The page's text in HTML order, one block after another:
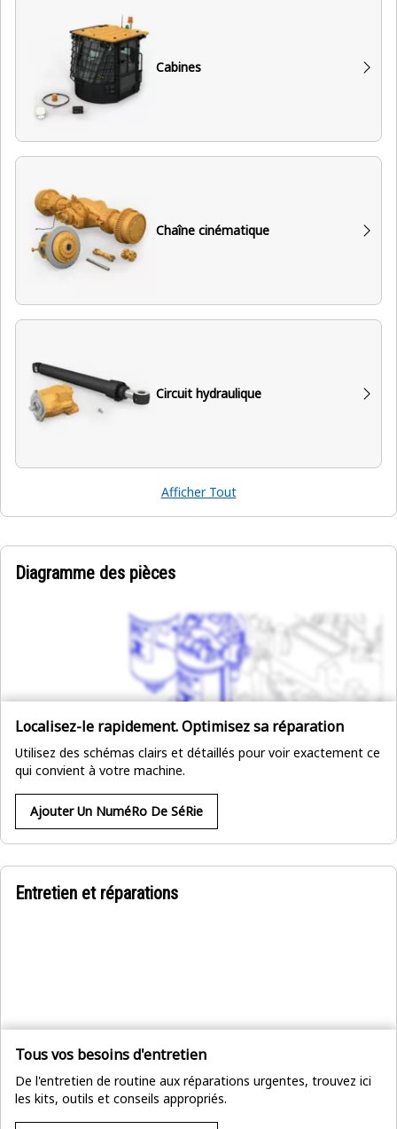
Cabines
Chaîne cinématique
Circuit hydraulique
Afficher Tout
Diagramme des pièces
Localisez-le rapidement. Optimisez sa réparation
Utilisez des schémas clairs et détaillés pour voir exactement ce
qui convient à votre machine.
Ajouter Un NuméRo De SéRie
Entretien et réparations
Tous vos besoins d'entretien
De l'entretien de routine aux réparations urgentes, trouvez ici
les kits, outils et conseils appropriés.